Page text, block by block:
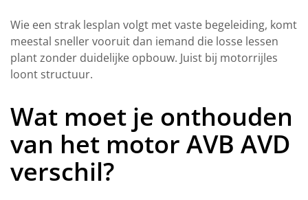
Wie een strak lesplan volgt met vaste begeleiding, komt
meestal sneller vooruit dan iemand die losse lessen
plant zonder duidelijke opbouw. Juist bij motorrijles
loont structuur.
Wat moet je onthouden
van het motor AVB AVD
verschil?